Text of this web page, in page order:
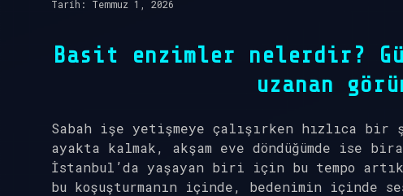
Tarih: Temmuz 1, 2026
Basit enzimler nelerdir?
uzanan
Sabah işe yetişmeye çalışırken hızlıca
ayakta kalmak, akşam eve döndüğümde ise
İstanbul’da yaşayan biri için bu tempo
bu koşuşturmanın içinde, bedenimin içinde